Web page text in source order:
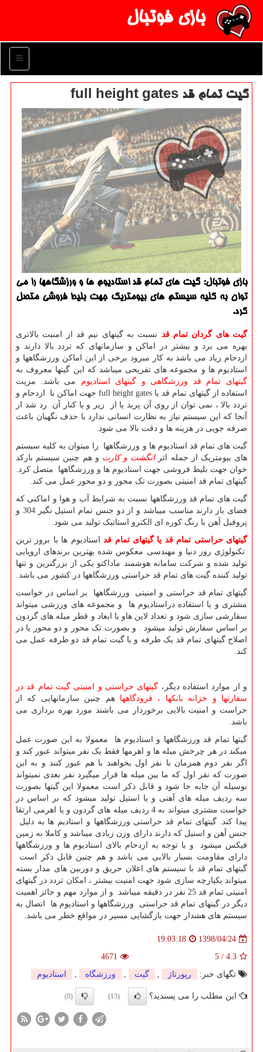
بازی فوتبال
منو
گیت تمام قد full height gates
بازی فوتبال: گیت های تمام قد استادیوم ها و ورزشگاهها را می
توان به كلیه سیستم های بیومتریك جهت بلیط فروشی متصل
كرد.
گیت های گردان تمام قد نسبت به گیتهای نیم قد از امنیت بالاتری
بهره می برد و بیشتر در اماکن و سازمانهای که تردد بالا دارند و
ازدحام زیاد می باشد به کار میرود برخی از این اماکن ورزشگاهها و
استادیوم ها و مجموعه های تفریحی میباشد که این گیتها معروف به
گیتهای تمام قد ورزشگاهی و گیتهای استادیوم می باشد. مزیت
استفاده از گیتهای تمام قد یا full height gates جهت اماکن با ازدحام و
تردد بالا ، نمی توان از روی آن پرید یا از زیر و یا کنار آن رد شد از
آنجا که این سیستم نیاز به نظارت انسانی ندارد با حذف نگهبان باعث
صرفه جویی در هزینه ها و دقت بالا می شود.
گیت های تمام قد استادیوم ها و ورزشگاهها را میتوان به کلیه سیستم
های بیومتریک از جمله اثرانگشت و کارت و هم چنین سیستم بارکد
خوان جهت بلیط فروشی جهت استادیوم ها و ورزشگاهها متصل کرد.
گیتهای تمام قد امنیتی بصورت تک محور و دو محور عمل می کند.
گیت های تمام قد ورزشگاهها نسبت به شرایط آب و هوا و اماکنی که
فضای باز دارند مناسب میباشد و از دو جنس تمام استیل نگیر 304 و
پروفیل آهن با رنگ کوره ای الکترو استاتیک تولید می شود.
گیتهای حراستی تمام قد یا گیتهای تمام قداستادیوم ها با بروز ترین
تکنولوژی روز دنیا و مهندسی معکوس شده بهترین برندهای اروپایی
تولید شده و شرکت سامانه هوشمند ماداکتو یکی از بزرگترین و تنها
تولید کننده گیت های تمام قد حراستی ورزشگاهها در کشور می باشد.
گیتهای تمام قد حراستی و امنیتی ورزشگاهها بر اساس در خواست
مشتری و یا استفاده دراستادیوم ها و مجموعه های ورزشی میتواند
سفارشی سازی شود و تعداد لاین هاو یا ابعاد و قطر میله های گردون
بر اساس سفارش تولید میشود . و بصورت تک محور و دو محور یا در
اصلاح گیتهای تمام قد یک طرفه و یا گیت تمام قد دو طرفه عمل می
کند.
و از موارد استفاده دیگر، گیتهای حراستی و امنیتی گیت تمام قد در
سفارتها و خزانه بانکها ، فرودگاهها هم چنین سازمانهایی که از
حراست و امنیت بالایی برخوردار می باشند مورد بهره برداری می
باشد.
گیتها تمام قد ورزشگاهها و استادیوم ها معمولا به این صورت عمل
میکند در هر چرخش میله ها و اهرمها فقط یک نفر میتواند عبور کند و
اگر نفر دوم همزمان با نفر اول بخواهند با هم عبور کنند و به این
صورت که نفر اول که ما بین میله ها قرار میگیرد نفر بعدی نمیتواند
بوسیله آن جابه جا شود و قابل ذکر است معمولا این گیتها بصورت
سه ردیف میله های آهنی و یا استیل تولید میشود که بر اساس در
خواست مشتری میتواند به 4 ردیف میله های گردون و یا اهرمی ارتقا
پیدا کند. گیتهای تمام قد حراستی ورزشگاهها و استادیم ها به دلیل
جنس آهن و استیل که دارند دارای وزن زیادی میباشد و کاملا به زمین
فیکس میشود و با توجه به ازدحام بالای استادیوم ها و ورزشگاهها
دارای مقاومت بسیار بالایی می باشد و هم چنین قابل ذکر است
گیتهای تمام قد با سیستم های اعلان حریق و دوربین های مدار بسته
میتواند یکپارچه سازی شود جهت امنیت بیشتر ، امکان تردد در گیتهای
امنیتی تمام قد 25 نفر در دقیقه میباشد و از موارد مهم و حائز اهمیت
دیگر در گیتهای تمام قد حراستی ورزشگاهها و استادیوم ها اتصال به
سیستم های هشدار جهت بازگشایی مسیر در مواقع خطر می باشد.
1398/04/24
19:03:18
4.3
/
5
4671
تگهای خبر:
رپورتاژ , گیت , ورزشگاه , استادیوم
این مطلب را می پسندید؟ (13)
(0)